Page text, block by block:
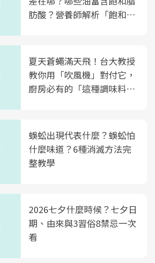
肪酸？營養師解析「飽和脂
夏天蒼蠅滿天飛！台大教授
教你用「吹風機」對付它，
廚房必有的「這種調味料」
蜈蚣出現代表什麼？蜈蚣怕
什麼味道？6種消滅方法完
整教學
2026七夕什麼時候？七夕日
期、由來與3習俗8禁忌一次
看